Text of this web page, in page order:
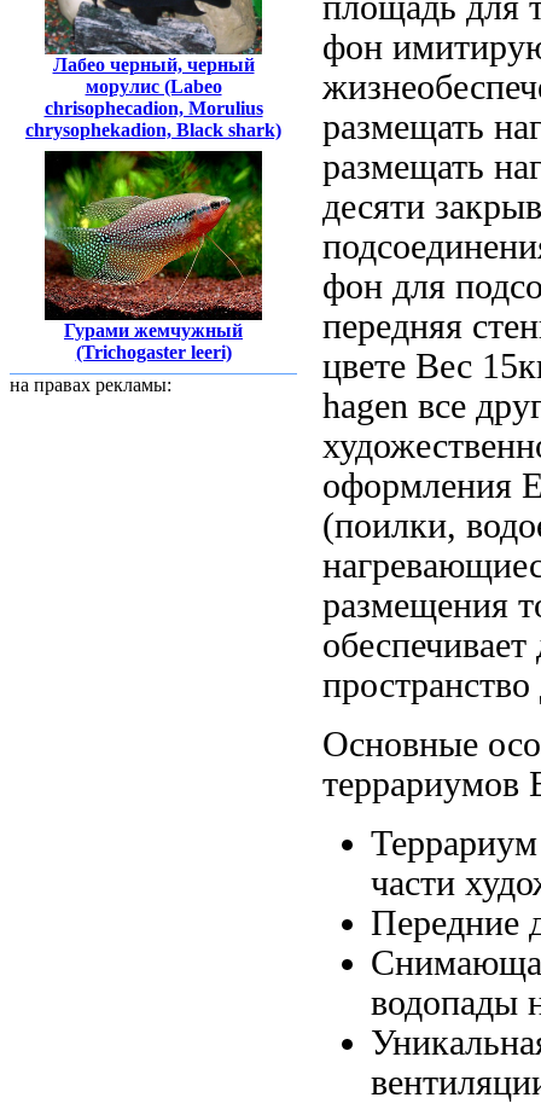
Лабео черный, черный
морулис (Labeo
chrisophecadion, Morulius
chrysophekadion, Black shark)
Гурами жемчужный
(Trichogaster leeri)
на правах рекламы:
фон
размещать
размещать
десяти
фон для
передняя
цвете Вес
hagen все
оформления
(поилки,
размещения
Основные
террариумов
части
Передние
водопады